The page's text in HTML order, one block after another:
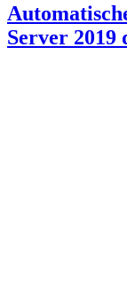
Server 2019